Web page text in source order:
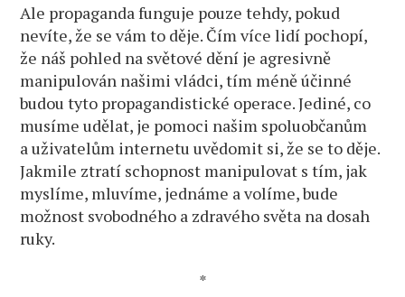
Ale propaganda funguje pouze tehdy, pokud
nevíte, že se vám to děje. Čím více lidí pochopí,
že náš pohled na světové dění je agresivně
manipulován našimi vládci, tím méně účinné
budou tyto propagandistické operace. Jediné, co
musíme udělat, je pomoci našim spoluobčanům
a uživatelům internetu uvědomit si, že se to děje.
Jakmile ztratí schopnost manipulovat s tím, jak
myslíme, mluvíme, jednáme a volíme, bude
možnost svobodného a zdravého světa na dosah
ruky.
*